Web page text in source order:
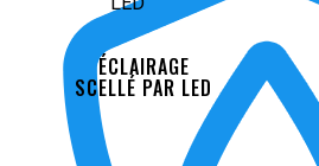
ÉCLAIRAGE
SCELLÉ PAR LED